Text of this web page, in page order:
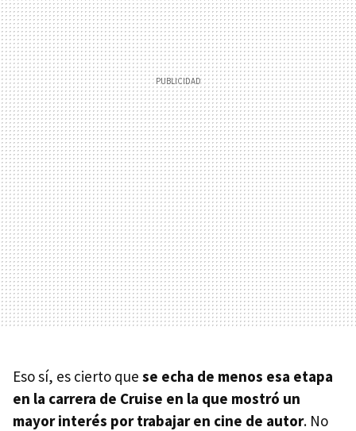
Eso sí, es cierto que se echa de menos esa etapa
en la carrera de Cruise en la que mostró un
mayor interés por trabajar en cine de autor. No